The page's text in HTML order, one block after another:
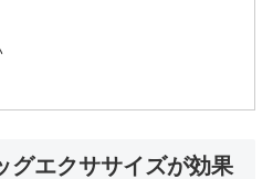
グエクササイズが効果